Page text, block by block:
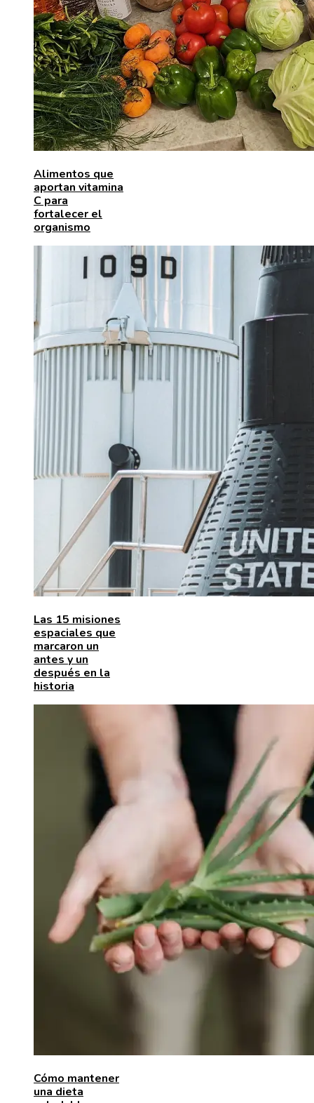
Alimentos que
aportan vitamina
C para
fortalecer el
organismo
Las 15 misiones
espaciales que
marcaron un
antes y un
después en la
historia
Cómo mantener
una dieta